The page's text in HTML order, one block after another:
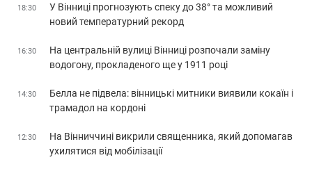
18:30
У Вінниці прогнозують спеку до 38° та можливий
новий температурний рекорд
16:30
На центральній вулиці Вінниці розпочали заміну
водогону, прокладеного ще у 1911 році
14:30
Белла не підвела: вінницькі митники виявили кокаїн і
трамадол на кордоні
12:30
На Вінниччині викрили священника, який допомагав
ухилятися від мобілізації